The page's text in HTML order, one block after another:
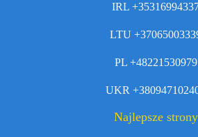
IRL
LTU
PL +48221530979
UKR
Najlepsze strony